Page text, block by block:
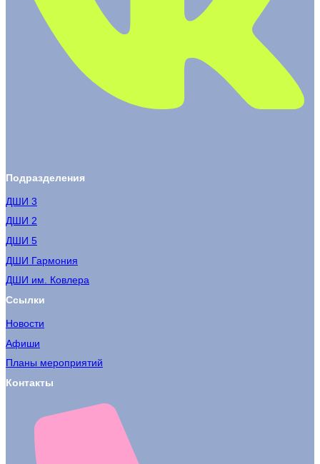
Подразделения
ДШИ 3
ДШИ 2
ДШИ 5
ДШИ Гармония
ДШИ им. Ковлера
Ссылки
Новости
Афиши
Планы мероприятий
Контакты